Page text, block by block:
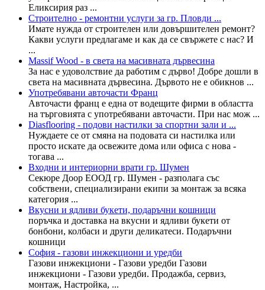
Еликсирия раз ...
Строително - ремонтни услуги за гр. Пловди ...
Имате нужда от строителен или довършителен ремонт?
Какви услуги предлагаме и как да се свържете с нас? И
...
Massif Wood - в света на масивната дървесина
За нас е удоволствие да работим с дърво! Добре дошли в
света на масивната дървесина. Дървото не е обикнов ...
Употребявани авточасти Франц
Авточасти франц е една от водещите фирми в областта
на търговията с употребявани авточасти. При нас мож ...
Diasflooring - подови настилки за спортни зали и ...
Нуждаете се от смяна на подовата си настилка или
просто искате да освежите дома или офиса с нова -
тогава ...
Входни и интериорни врати гр. Шумен
Секюре Доор ЕООД гр. Шумен - разполага със
собствени, специализирани екипи за монтаж за всяка
категория ...
Вкусни и ядливи букети, подаръчни кошници
поръчка и доставка на вкусни и ядливи букети от
бонбони, колбаси и други деликатеси. Подаръчни
кошници
София - газови инжекциони и уредби
Газови инжекциони - Газови уредби Газови
инжекциони - Газови уредби. Продажба, сервиз,
монтаж, Настройка, ...